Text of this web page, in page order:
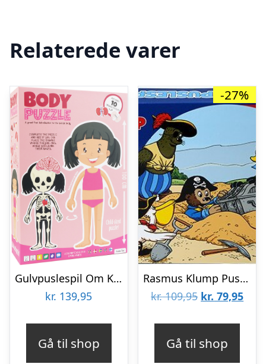
Relaterede varer
Gulvpuslespil Om Kroppen – Pige
kr. 139,95
Gå til shop
-27%
Rasmus Klump Puslespil – Skattejagt – 12 Og 24 Brikker
kr.109,95 Den
var:
kr. 79,95Den
Gå til shop